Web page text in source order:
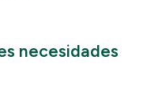
necesidades